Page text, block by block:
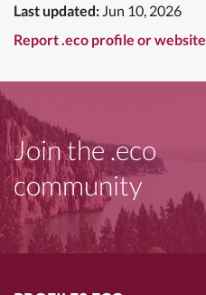
Last updated: Jun 10, 2026
Report .eco profile or website
Join the .eco
community